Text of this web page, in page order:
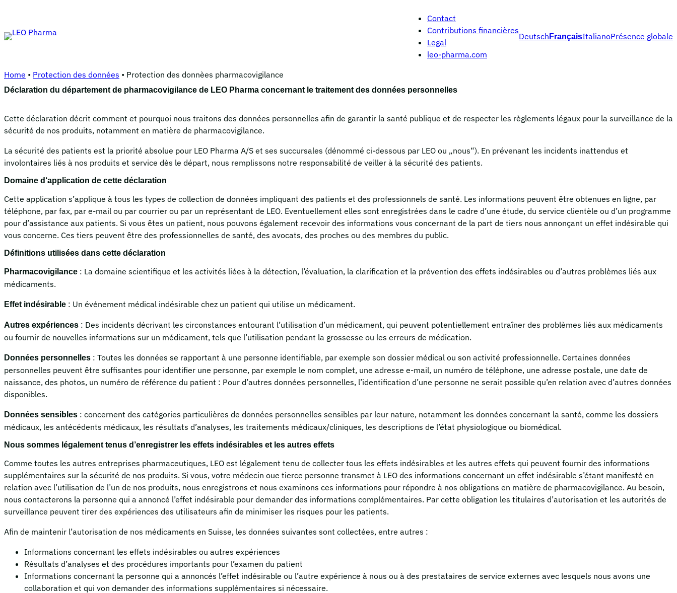
contenu
Contact
Contributions financières
Legal
leo-pharma.com
Deutsch FrançaisItalianoPrésence globale
Home • Protection des données • Protection des donnèes pharmacovigilance
Déclaration du département de pharmacovigilance de LEO Pharma concernant le traitement des données personnelles
Cette déclaration décrit comment et pourquoi nous traitons des données personnelles afin de garantir la santé publique et de respecter les règlements légaux pour la surveillance de la
sécurité de nos produits, notamment en matière de pharmacovigilance.
La sécurité des patients est la priorité absolue pour LEO Pharma A/S et ses succursales (dénommé ci-dessous par LEO ou „nous“). En prévenant les incidents inattendus et
involontaires liés à nos produits et service dès le départ, nous remplissons notre responsabilité de veiller à la sécurité des patients.
Domaine d‘application de cette déclaration
Cette application s’applique à tous les types de collection de données impliquant des patients et des professionnels de santé. Les informations peuvent être obtenues en ligne, par
téléphone, par fax, par e-mail ou par courrier ou par un représentant de LEO. Eventuellement elles sont enregistrées dans le cadre d’une étude, du service clientèle ou d’un programme
pour d’assistance aux patients. Si vous êtes un patient, nous pouvons également recevoir des informations vous concernant de la part de tiers nous annonçant un effet indésirable qui
vous concerne. Ces tiers peuvent être des professionnelles de santé, des avocats, des proches ou des membres du public.
Définitions utilisées dans cette déclaration
Pharmacovigilance : La domaine scientifique et les activités liées à la détection, l’évaluation, la clarification et la prévention des effets indésirables ou d’autres problèmes liés aux
médicaments.
Effet indésirable : Un événement médical indésirable chez un patient qui utilise un médicament.
Autres expériences : Des incidents décrivant les circonstances entourant l’utilisation d’un médicament, qui peuvent potentiellement entraîner des problèmes liés aux médicaments
ou fournir de nouvelles informations sur un médicament, tels que l’utilisation pendant la grossesse ou les erreurs de médication.
Données personnelles : Toutes les données se rapportant à une personne identifiable, par exemple son dossier médical ou son activité professionnelle. Certaines données
personnelles peuvent être suffisantes pour identifier une personne, par exemple le nom complet, une adresse e-mail, un numéro de téléphone, une adresse postale, une date de
naissance, des photos, un numéro de référence du patient : Pour d’autres données personnelles, l’identification d’une personne ne serait possible qu’en relation avec d’autres données
disponibles.
Données sensibles : concernent des catégories particulières de données personnelles sensibles par leur nature, notamment les données concernant la santé, comme les dossiers
médicaux, les antécédents médicaux, les résultats d’analyses, les traitements médicaux/cliniques, les descriptions de l’état physiologique ou biomédical.
Nous sommes légalement tenus d’enregistrer les effets indésirables et les autres effets
Comme toutes les autres entreprises pharmaceutiques, LEO est légalement tenu de collecter tous les effets indésirables et les autres effets qui peuvent fournir des informations
supplémentaires sur la sécurité de nos produits. Si vous, votre médecin oue tierce personne transmet à LEO des informations concernant un effet indésirable s’étant manifesté en
relation avec l’utilisation de l’un de nos produits, nous enregistrons et nous examinons ces informations pour répondre à nos obligations en matière de pharmacovigilance. Au besoin,
nous contacterons la personne qui a annoncé l’effet indésirable pour demander des informations complémentaires. Par cette obligation les titulaires d’autorisation et les autorités de
surveillance peuvent tirer des expériences des utilisateurs afin de minimiser les risques pour les patients.
Afin de maintenir l’autorisation de nos médicaments en Suisse, les données suivantes sont collectées, entre autres :
Informations concernant les effets indésirables ou autres expériences
Résultats d’analyses et des procédures importants pour l’examen du patient
Informations concernant la personne qui a annoncés l’effet indésirable ou l’autre expérience à nous ou à des prestataires de service externes avec lesquels nous avons une
collaboration et qui von demander des informations supplémentaires si nécessaire.